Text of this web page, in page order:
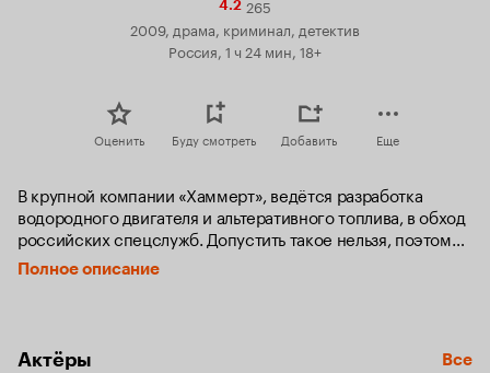
4.2Рейтинг
4.2
265
2009, драма, криминал, детектив
Россия, 1 ч 24 мин, 18+
Оценить Буду смотреть Добавить Еще
В крупной компании «Хаммерт», ведётся разработка
водородного двигателя и альтеративного топлива, в обход
российских спецслужб. Допустить такое нельзя, поэтому
Александру Яновскую, срочно вызывают в Москву из Нью-
Йорка, где она работала в фирме «Хамильтон Рид». Она
разбираться ей самой.
Полное описание
Актёры Все